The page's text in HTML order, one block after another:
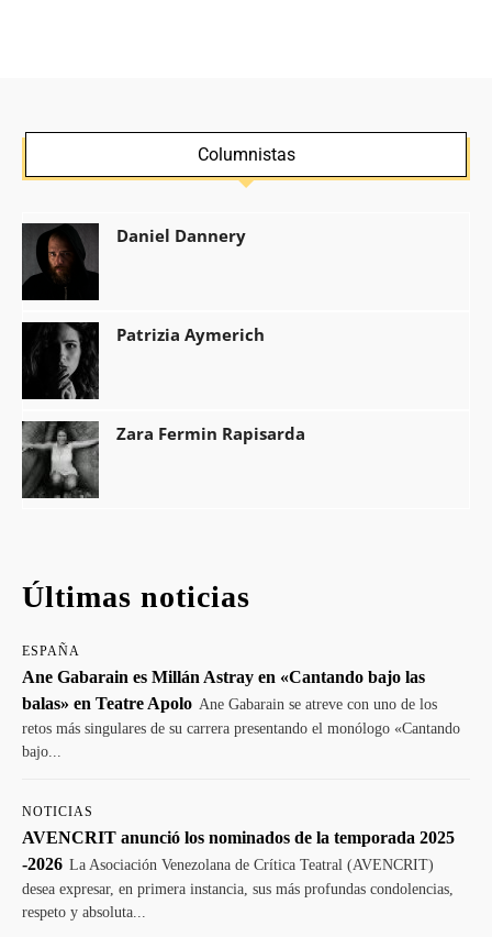
Columnistas
Daniel Dannery
Patrizia Aymerich
Zara Fermin Rapisarda
Últimas noticias
ESPAÑA
Ane Gabarain es Millán Astray en «Cantando bajo las
balas» en Teatre Apolo Ane Gabarain se atreve con uno de los
retos más singulares de su carrera presentando el monólogo «Cantando
bajo...
NOTICIAS
AVENCRIT anunció los nominados de la temporada 2025
-2026 La Asociación Venezolana de Crítica Teatral (AVENCRIT)
desea expresar, en primera instancia, sus más profundas condolencias,
respeto y absoluta...